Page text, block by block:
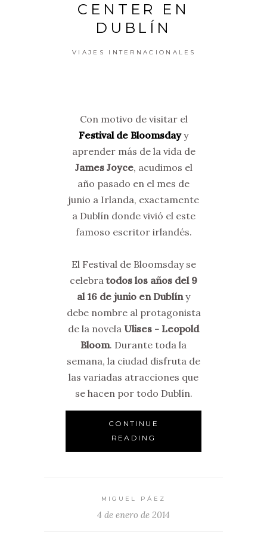
CENTER EN
DUBLÍN
VIAJES INTERNACIONALES
Con motivo de visitar el
Festival de Bloomsdayy
aprender más de la vida de
James Joyce, acudimos el
año pasado en el mes de
junio a Irlanda, exactamente
a Dublín donde vivió el este
famoso escritor irlandés.
El Festival de Bloomsday se
celebra todos los años del 9
al 16 de junio en Dublíny
debe nombre al protagonista
de la novela Ulises - Leopold
Bloom. Durante toda la
semana, la ciudad disfruta de
las variadas atracciones que
se hacen por todo Dublín.
CONTINUE
READING
MIGUEL PÁEZ
4 de enero de 2014